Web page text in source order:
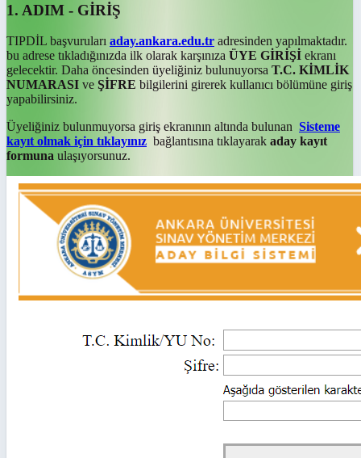
1. ADIM - GİRİŞ
TIPDİL başvuruları aday.ankara.edu.tr adresinden yapılmaktadır.
bu adrese tıkladığınızda ilk olarak karşınıza ÜYE GİRİŞİ ekranı
gelecektir. Daha öncesinden üyeliğiniz bulunuyorsa T.C. KİMLİK
NUMARASI ve ŞİFRE bilgilerini girerek kullanıcı bölümüne giriş
yapabilirsiniz.
Üyeliğiniz bulunmuyorsa giriş ekranının altında bulunan Sisteme
kayıt olmak için tıklayınız bağlantısına tıklayarak aday kayıt
formuna ulaşıyorsunuz.